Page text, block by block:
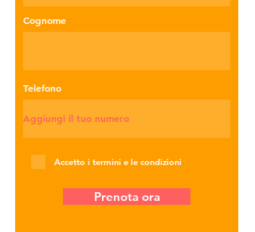
Cognome
Telefono
Accetto i termini e le condizioni
Prenota ora